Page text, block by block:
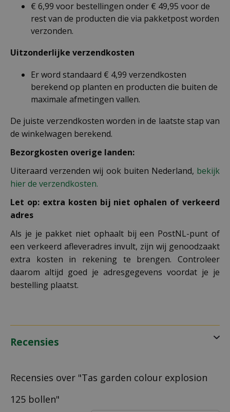
€ 6,99 voor bestellingen onder € 49,95 voor de
rest van de producten die via pakketpost worden
verzonden.
Uitzonderlijke verzendkosten
Er word standaard € 4,99 verzendkosten
berekend op planten en producten die buiten de
maximale afmetingen vallen.
De juiste verzendkosten worden in de laatste stap van
de winkelwagen berekend.
Bezorgkosten overige landen:
Uiteraard verzenden wij ook buiten Nederland, bekijk
hier de verzendkosten.
Let op: extra kosten bij niet ophalen of verkeerd
adres
Als je je pakket niet ophaalt bij een PostNL-punt of
een verkeerd afleveradres invult, zijn wij genoodzaakt
extra kosten in rekening te brengen. Controleer
daarom altijd goed je adresgegevens voordat je je
bestelling plaatst.
Recensies
Recensies over "Tas garden colour explosion
125 bollen"